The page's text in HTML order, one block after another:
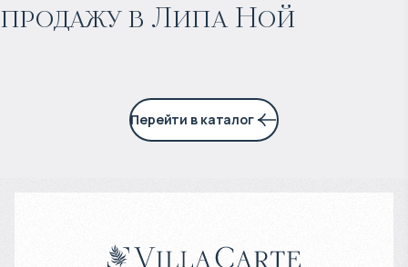
продажу в Липа Ной
5% годовых
Перейти в каталог